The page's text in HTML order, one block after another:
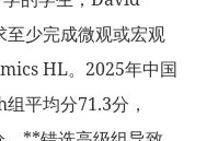
少完成微观或宏观
HL。2025年中国
平均分71.3分，